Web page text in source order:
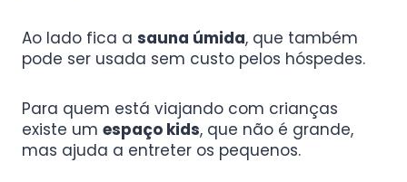
Ao lado fica a sauna úmida, que também
pode ser usada sem custo pelos hóspedes.
Para quem está viajando com crianças
existe um espaço kids, que não é grande,
mas ajuda a entreter os pequenos.